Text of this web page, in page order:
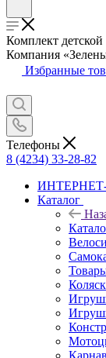
Комплект
Компания
Избранные
Телефоны
8 (4234) 33-28-82
Каталог